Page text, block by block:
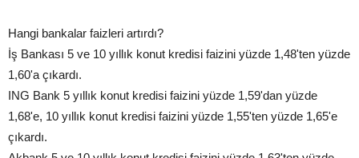
Hangi bankalar faizleri artırdı?
İş Bankası 5 ve 10 yıllık konut kredisi faizini yüzde 1,48'ten yüzde
1,60'a çıkardı.
ING Bank 5 yıllık konut kredisi faizini yüzde 1,59'dan yüzde
1,68'e, 10 yıllık konut kredisi faizini yüzde 1,55'ten yüzde 1,65'e
çıkardı.